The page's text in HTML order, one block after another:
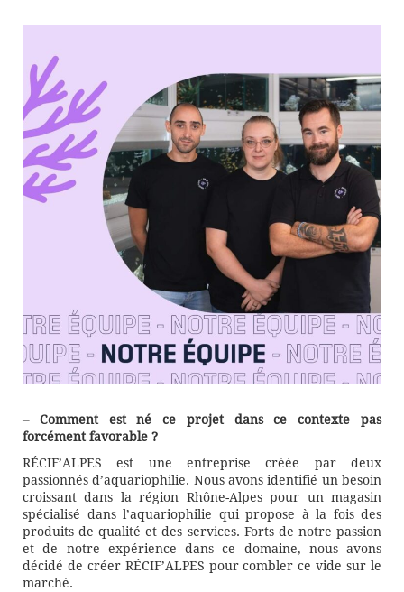
– Comment est né ce projet dans ce contexte pas
forcément favorable ?
RÉCIF’ALPES est une entreprise créée par deux
passionnés d’aquariophilie. Nous avons identifié un besoin
croissant dans la région Rhône-Alpes pour un magasin
spécialisé dans l’aquariophilie qui propose à la fois des
produits de qualité et des services. Forts de notre passion
et de notre expérience dans ce domaine, nous avons
décidé de créer RÉCIF’ALPES pour combler ce vide sur le
marché.